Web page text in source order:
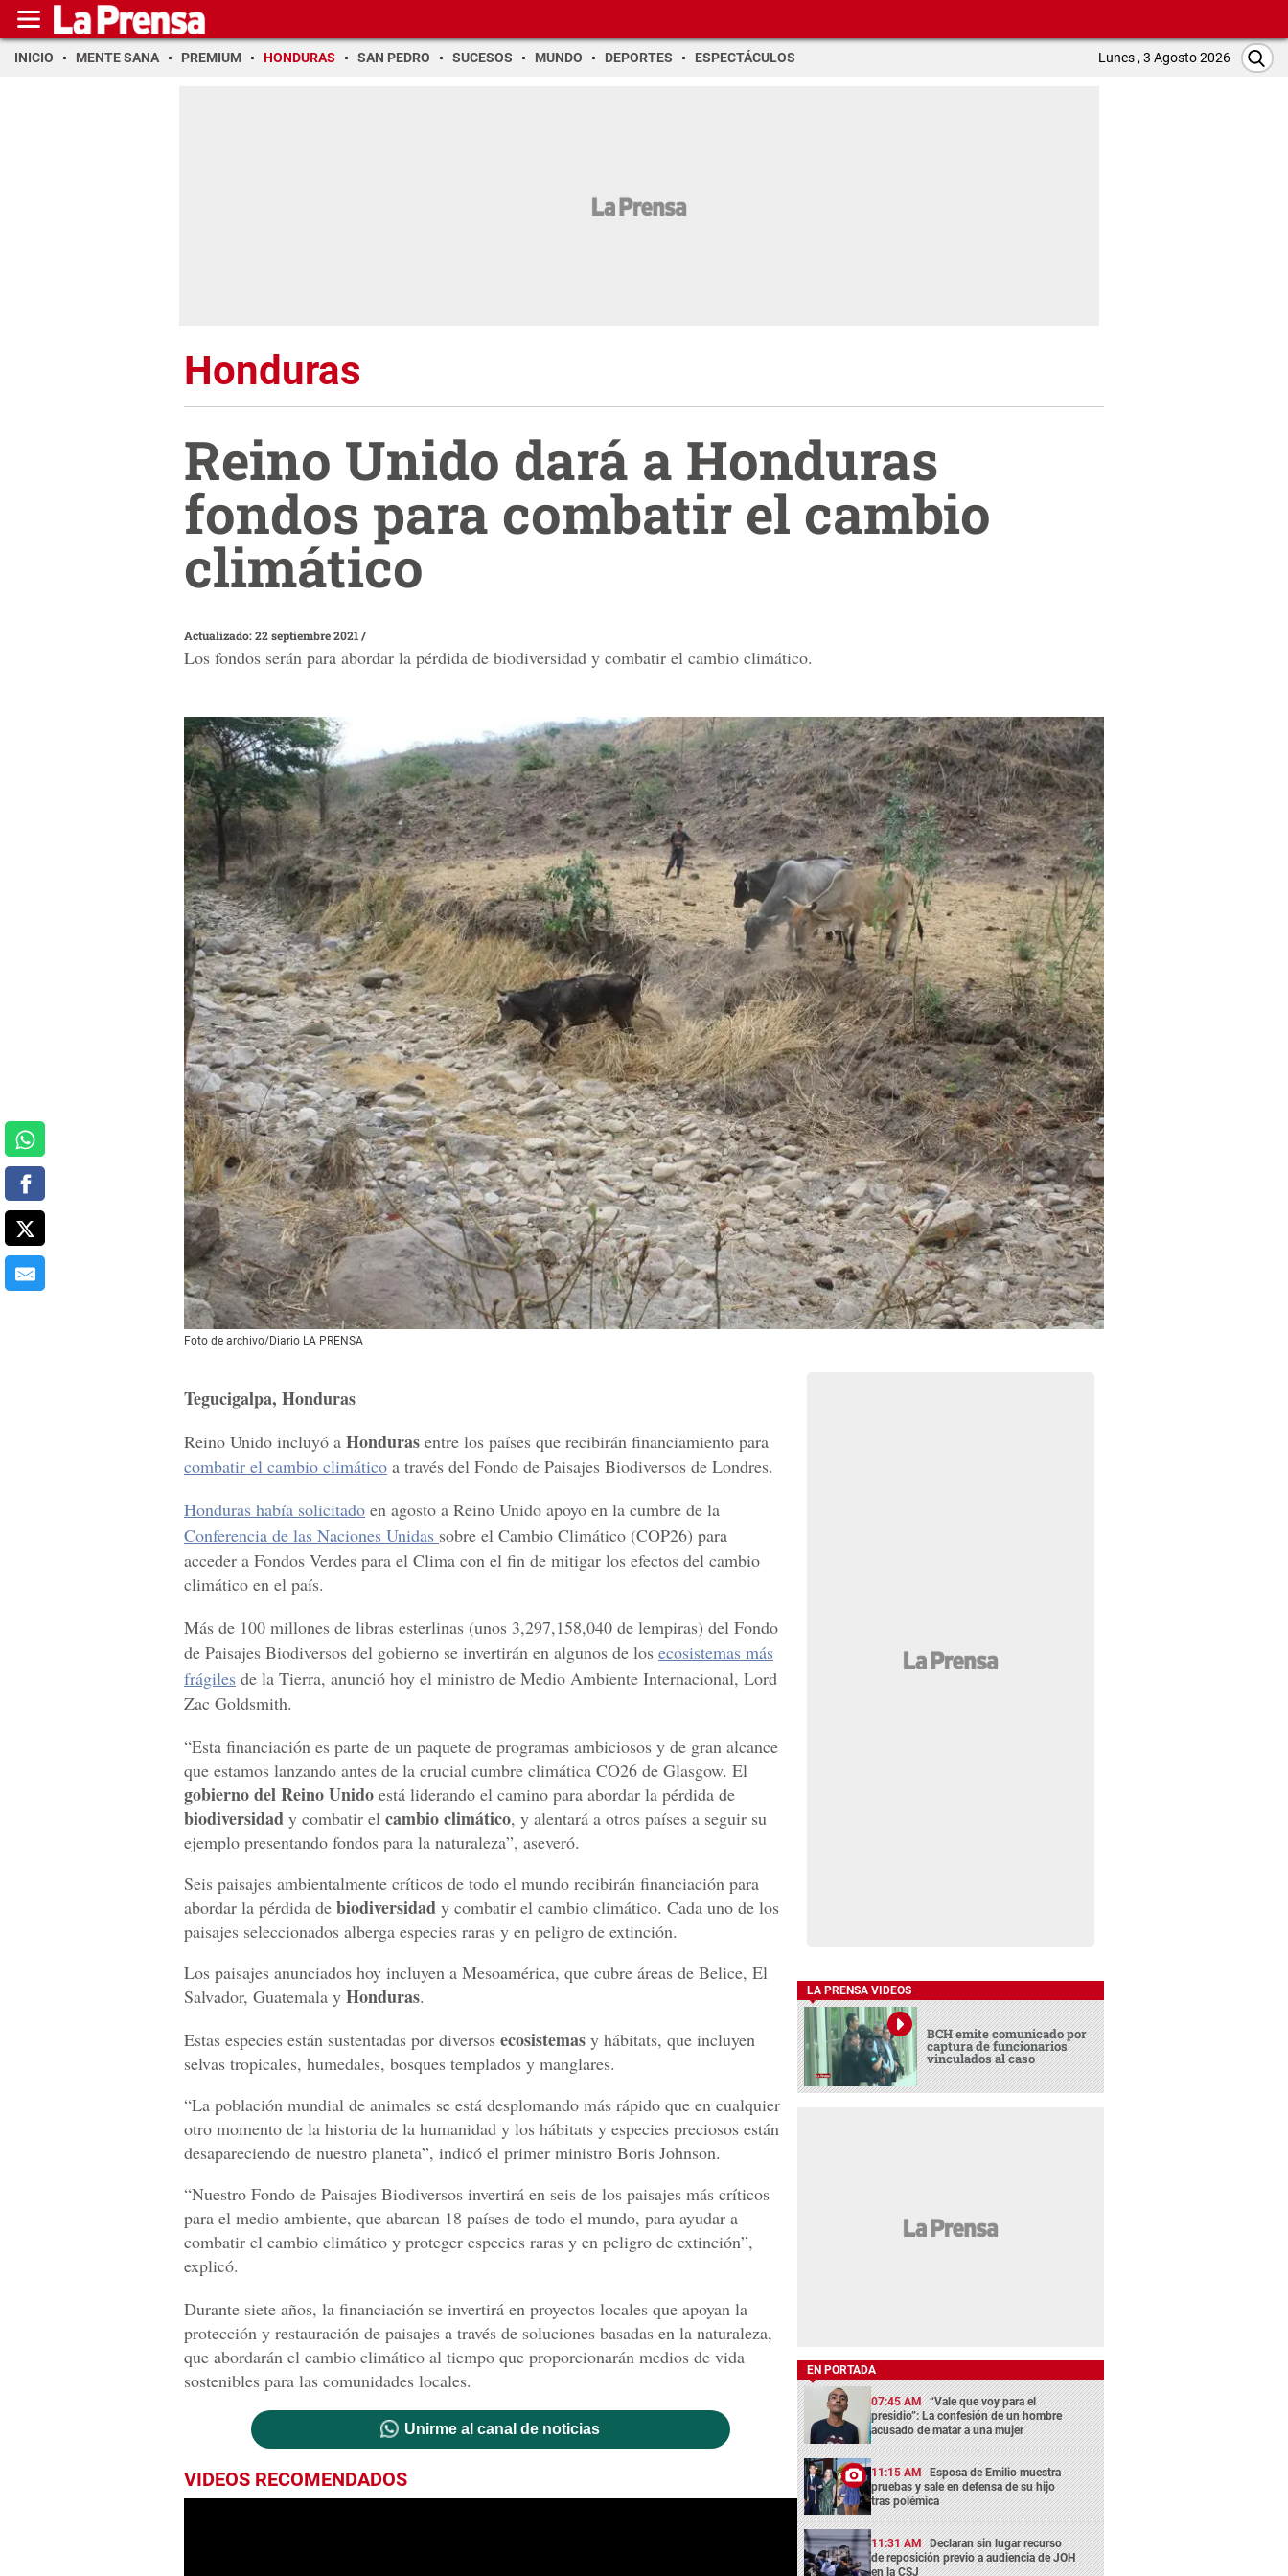
INICIO MENTE SANA PREMIUM HONDURAS SAN PEDRO SUCESOS MUNDO DEPORTES ESPECTÁCULOS Lunes , 3 Agosto 2026
Honduras
Reino Unido dará a Honduras
fondos para combatir el cambio
climático
Actualizado: 22 septiembre 2021 /
Los fondos serán para abordar la pérdida de biodiversidad y combatir el cambio climático.
Foto de archivo/Diario LA PRENSA
Tegucigalpa, Honduras
Reino Unido incluyó a Honduras entre los países que recibirán financiamiento para
combatir el cambio climático a través del Fondo de Paisajes Biodiversos de Londres.
Honduras había solicitado en agosto a Reino Unido apoyo en la cumbre de la
Conferencia de las Naciones Unidas sobre el Cambio Climático (COP26) para
acceder a Fondos Verdes para el Clima con el fin de mitigar los efectos del cambio
climático en el país.
Más de 100 millones de libras esterlinas (unos 3,297,158,040 de lempiras) del Fondo
de Paisajes Biodiversos del gobierno se invertirán en algunos de los ecosistemas más
frágiles de la Tierra, anunció hoy el ministro de Medio Ambiente Internacional, Lord
Zac Goldsmith.
“Esta financiación es parte de un paquete de programas ambiciosos y de gran alcance
que estamos lanzando antes de la crucial cumbre climática CO26 de Glasgow. El
gobierno del Reino Unido está liderando el camino para abordar la pérdida de
biodiversidad y combatir el cambio climático, y alentará a otros países a seguir su
ejemplo presentando fondos para la naturaleza”, aseveró.
Seis paisajes ambientalmente críticos de todo el mundo recibirán financiación para
abordar la pérdida de biodiversidad y combatir el cambio climático. Cada uno de los
paisajes seleccionados alberga especies raras y en peligro de extinción.
Los paisajes anunciados hoy incluyen a Mesoamérica, que cubre áreas de Belice, El
Salvador, Guatemala y Honduras.
Estas especies están sustentadas por diversos ecosistemas y hábitats, que incluyen
selvas tropicales, humedales, bosques templados y manglares.
“La población mundial de animales se está desplomando más rápido que en cualquier
otro momento de la historia de la humanidad y los hábitats y especies preciosos están
desapareciendo de nuestro planeta”, indicó el primer ministro Boris Johnson.
“Nuestro Fondo de Paisajes Biodiversos invertirá en seis de los paisajes más críticos
para el medio ambiente, que abarcan 18 países de todo el mundo, para ayudar a
combatir el cambio climático y proteger especies raras y en peligro de extinción”,
explicó.
Durante siete años, la financiación se invertirá en proyectos locales que apoyan la
protección y restauración de paisajes a través de soluciones basadas en la naturaleza,
que abordarán el cambio climático al tiempo que proporcionarán medios de vida
sostenibles para las comunidades locales.
Unirme al canal de noticias
VIDEOS RECOMENDADOS
LA PRENSA VIDEOS
BCH emite comunicado por
captura de funcionarios
vinculados al caso
EN PORTADA
07:45 AM “Vale que voy para el
presidio”: La confesión de un hombre
acusado de matar a una mujer
11:15 AM Esposa de Emilio muestra
pruebas y sale en defensa de su hijo
tras polémica
11:31 AM Declaran sin lugar recurso
de reposición previo a audiencia de JOH
en la CSJ